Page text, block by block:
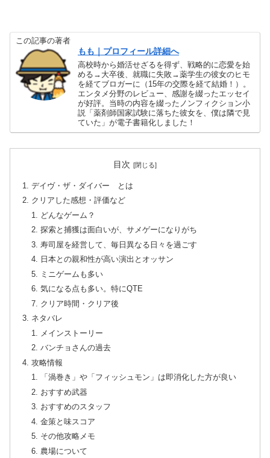
この記事の著者
もも｜プロフィール詳細へ
高校時から婚活せざるを得ず、戦略的に恋愛を始
める→大卒後、就職に失敗→薬学生の彼女のヒモ
を経てブロガーに（15年の交際を経て結婚！）。
エンタメ分野のレビュー、感謝を綴ったエッセイ
が好評。当時の内容を綴ったノンフィクション小
説「薬剤師国家試験に落ちた彼女を、僕は隣で見
ていた」が電子書籍化しました！
目次
デイヴ・ザ・ダイバー とは
クリアした感想・評価など
どんなゲーム？
探索と捕獲は面白いが、サメゲーになりがち
寿司屋を経営して、毎日異なる日々を過ごす
日本との親和性が高い演出とオッサン
ミニゲームも多い
気になる点も多い。特にQTE
クリア時間・クリア後
ネタバレ
メインストーリー
バンチョさんの過去
攻略情報
「渦巻き」や「フィッシュモン」は即消化した方が良い
おすすめ武器
おすすめのスタッフ
金策と味スコア
その他攻略メモ
農場について